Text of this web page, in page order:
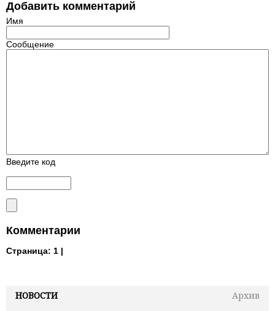
НОВОСТИ
Архив
Добавить комментарий
Имя
Сообщение
Введите код
Комментарии
Страница: 1 |